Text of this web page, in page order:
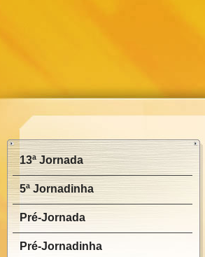
13ª Jornada
5ª Jornadinha
Pré-Jornada
Pré-Jornadinha